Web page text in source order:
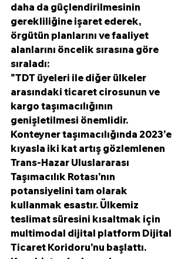
daha da güçlendirilmesinin
gerekliliğine işaret ederek,
örgütün planlarını ve faaliyet
alanlarını öncelik sırasına göre
sıraladı:
"TDT üyeleri ile diğer ülkeler
arasındaki ticaret cirosunun ve
kargo taşımacılığının
genişletilmesi önemlidir.
Konteyner taşımacılığında 2023'e
kıyasla iki kat artış gözlemlenen
Trans-Hazar Uluslararası
Taşımacılık Rotası'nın
potansiyelini tam olarak
kullanmak esastır. Ülkemiz
teslimat süresini kısaltmak için
multimodal dijital platform Dijital
Ticaret Koridoru'nu başlattı.